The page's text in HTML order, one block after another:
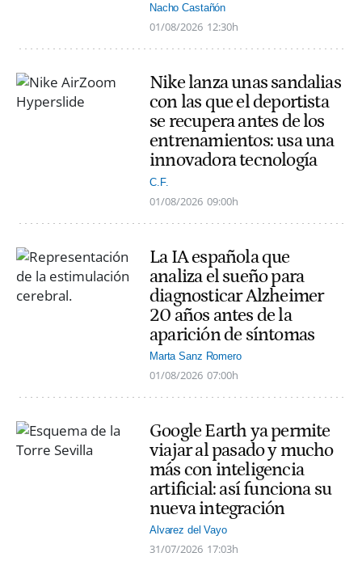
Nacho Castañón
01/08/2026 12:30h
Nike lanza unas sandalias
con las que el deportista
se recupera antes de los
entrenamientos: usa una
innovadora tecnología
C.F.
01/08/2026 09:00h
La IA española que
analiza el sueño para
diagnosticar Alzheimer
20 años antes de la
aparición de síntomas
Marta Sanz Romero
01/08/2026 07:00h
Google Earth ya permite
viajar al pasado y mucho
más con inteligencia
artificial: así funciona su
nueva integración
Alvarez del Vayo
31/07/2026 17:03h